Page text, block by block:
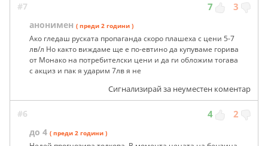
#7 7 3
анонимен ( преди 2 години )
Ако гледаш руската пропаганда скоро плашеха с цени 5-7
лв/л Но както виждаме ще е по-евтино да купуваме горива
от Монако на потребителски цени и да ги обложим тогава
с акциз и пак я ударим 7лв я не
Сигнализирай за неуместен коментар
#6 4 2
до 4 ( преди 2 години )